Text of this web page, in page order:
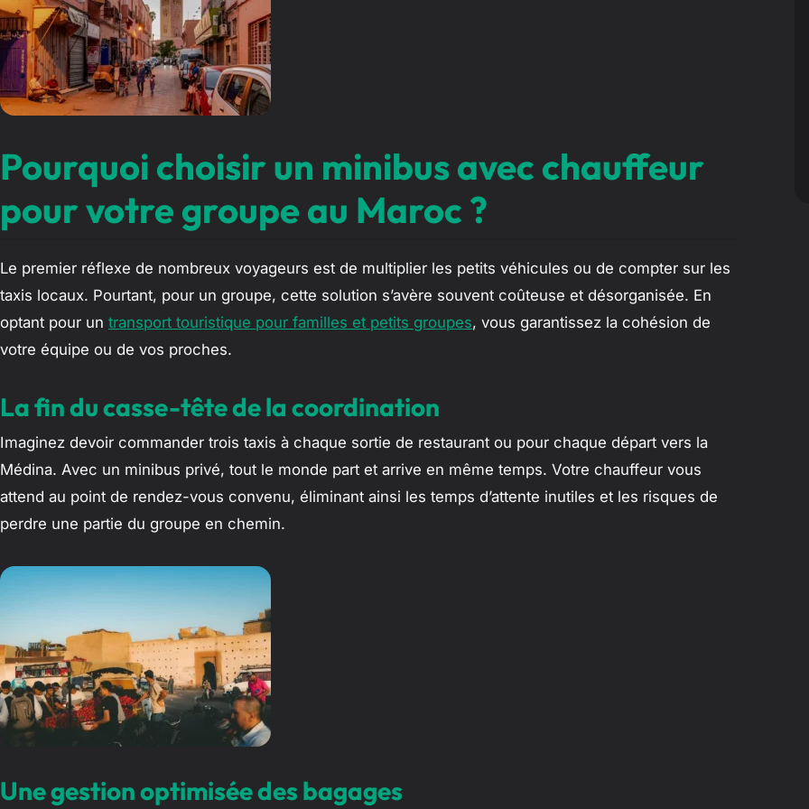
Pourquoi choisir un minibus avec chauffeur
pour votre groupe au Maroc ?
Le premier réflexe de nombreux voyageurs est de multiplier les petits véhicules ou de compter sur les
taxis locaux. Pourtant, pour un groupe, cette solution s’avère souvent coûteuse et désorganisée. En
optant pour un transport touristique pour familles et petits groupes, vous garantissez la cohésion de
votre équipe ou de vos proches.
La fin du casse-tête de la coordination
Imaginez devoir commander trois taxis à chaque sortie de restaurant ou pour chaque départ vers la
Médina. Avec un minibus privé, tout le monde part et arrive en même temps. Votre chauffeur vous
attend au point de rendez-vous convenu, éliminant ainsi les temps d’attente inutiles et les risques de
perdre une partie du groupe en chemin.
Une gestion optimisée des bagages